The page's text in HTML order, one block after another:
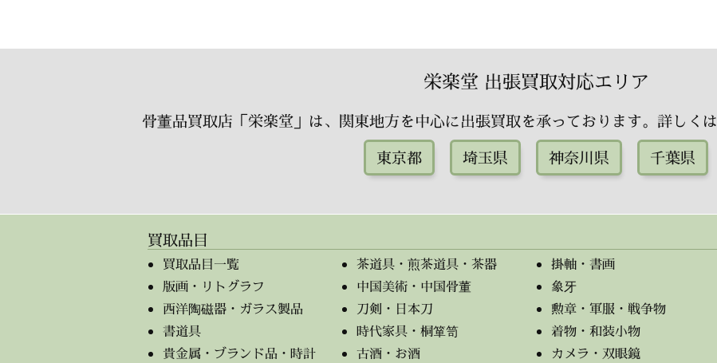
栄楽堂 出張買取対応エリア
骨董品買取店「栄楽堂」は、関東地方を中心に出張買取を承っております。詳しくは
東京都
埼玉県 神奈川県 千葉県
買取品目
買取品目一覧 茶道具・煎茶道具・茶器 掛軸・書画
版画・リトグラフ
中国美術・中国骨董 象牙
西洋陶磁器・ガラス製品
刀剣・日本刀 勲章・軍服・戦争物
書道具
時代家具・桐箪笥 着物・和装小物
貴金属・ブランド品・時計
古酒・お酒 カメラ・双眼鏡